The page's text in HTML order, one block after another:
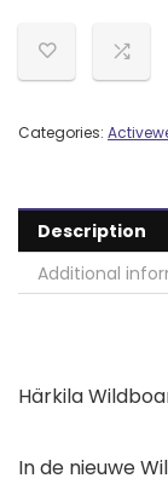
Categories:
Description
Additional
Härkila
In de nieuwe